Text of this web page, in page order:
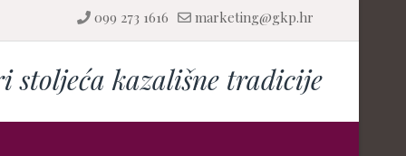
099 273 1616 marketing@gkp.hr
stoljeća kazališne tradicije